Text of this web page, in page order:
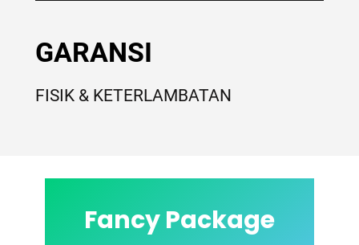
GARANSI
FISIK & KETERLAMBATAN
Fancy Package